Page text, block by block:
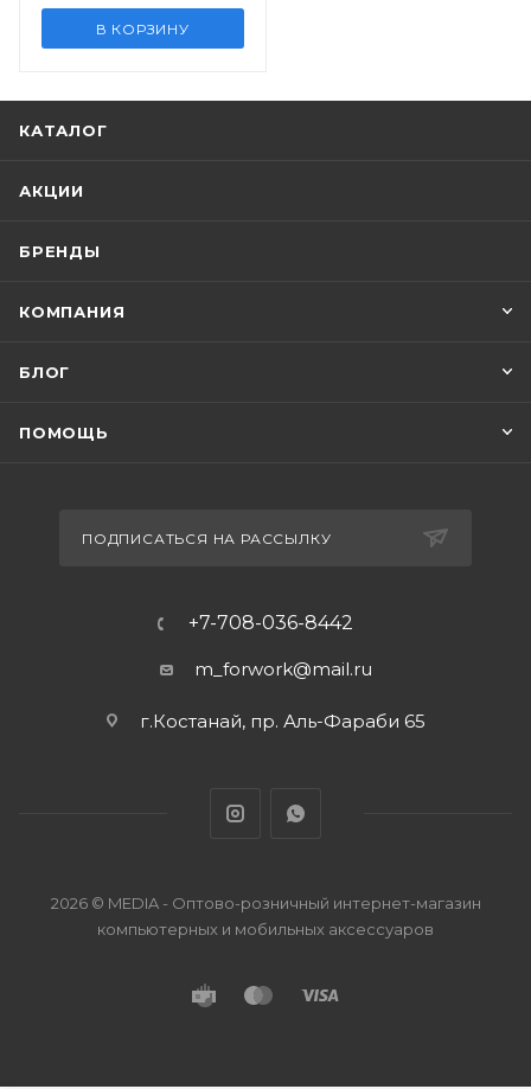
В КОРЗИНУ
КАТАЛОГ
АКЦИИ
БРЕНДЫ
КОМПАНИЯ
БЛОГ
ПОМОЩЬ
ПОДПИСАТЬСЯ НА РАССЫЛКУ
+7-708-036-8442
m_forwork@mail.ru
г.Костанай, пр. Аль-Фараби 65
2026 © MEDIA - Оптово-розничный интернет-магазин
компьютерных и мобильных аксессуаров